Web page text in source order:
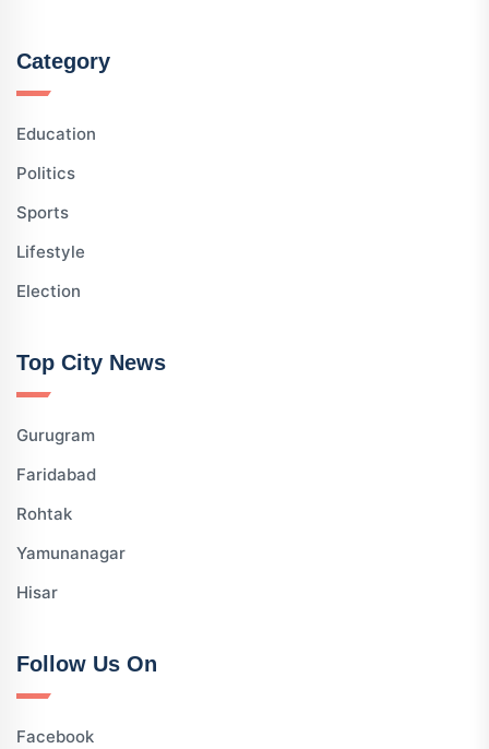
Category
Education
Politics
Sports
Lifestyle
Election
Top City News
Gurugram
Faridabad
Rohtak
Yamunanagar
Hisar
Follow Us On
Facebook